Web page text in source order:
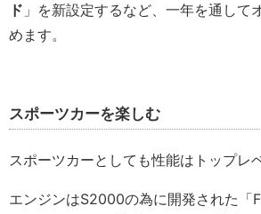
ド 」を新設定するなど、一年を通して
めます。
スポーツカーを楽しむ
スポーツカーとしても性能はトップレ
エンジンはS2000の為に開発された「